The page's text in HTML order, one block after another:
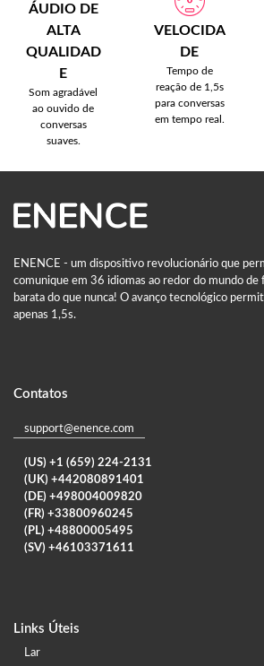
ÁUDIO DE
ALTA
QUALIDAD
E
Som agradável
ao ouvido de
conversas
suaves.
VELOCIDA
DE
Tempo de
reação de 1,5s
para conversas
em tempo real.
ENENCE - um dispositivo revolucionário que
comunique em 36 idiomas ao redor do mundo de
barata do que nunca! O avanço tecnológico
apenas 1,5s.
Contatos
support@enence.com
(US) +1 (659) 224-2131
(UK) +442080891401
(DE) +498004009820
(FR) +33800960245
(PL) +48800005495
(SV) +46103371611
Links Úteis
Lar